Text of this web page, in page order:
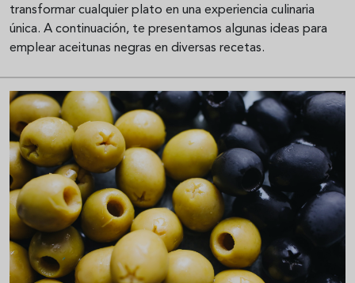
transformar cualquier plato en una experiencia culinaria
única. A continuación, te presentamos algunas ideas para
emplear aceitunas negras en diversas recetas.